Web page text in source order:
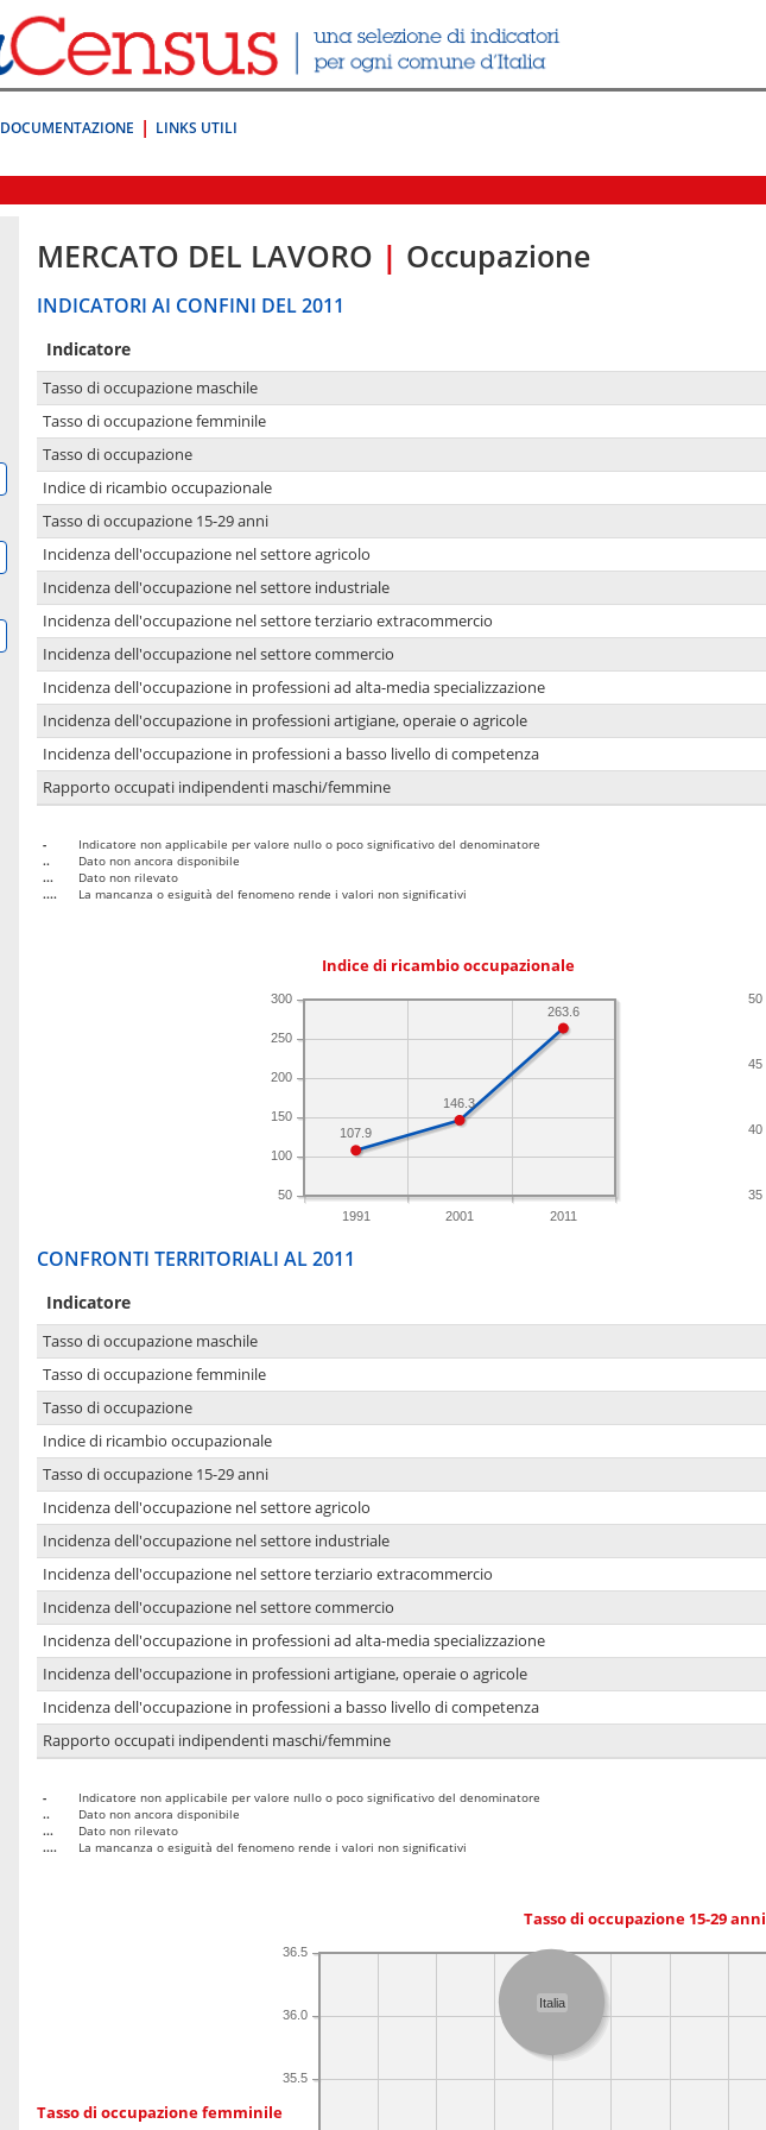
DOCUMENTAZIONE LINKS UTILI
MERCATO DEL LAVORO | Occupazione
INDICATORI AI CONFINI DEL 2011
Indicatore
Tasso di occupazione maschile
Tasso di occupazione femminile
Tasso di occupazione
Indice di ricambio occupazionale
Tasso di occupazione 15-29 anni
Incidenza dell'occupazione nel settore agricolo
Incidenza dell'occupazione nel settore industriale
Incidenza dell'occupazione nel settore terziario extracommercio
Incidenza dell'occupazione nel settore commercio
Incidenza dell'occupazione in professioni ad alta-media specializzazione
Incidenza dell'occupazione in professioni artigiane, operaie o agricole
Incidenza dell'occupazione in professioni a basso livello di competenza
Rapporto occupati indipendenti maschi/femmine
-
Indicatore non applicabile per valore nullo o poco significativo del denominatore
..
Dato non ancora disponibile
...
Dato non rilevato
....
La mancanza o esiguità del fenomeno rende i valori non significativi
Indice di ricambio occupazionale
1991 2001 2011
50
100
150
200
250
300
263.6
146.3
107.9
35
40
45
50
CONFRONTI TERRITORIALI AL 2011
Indicatore
Tasso di occupazione maschile
Tasso di occupazione femminile
Tasso di occupazione
Indice di ricambio occupazionale
Tasso di occupazione 15-29 anni
Incidenza dell'occupazione nel settore agricolo
Incidenza dell'occupazione nel settore industriale
Incidenza dell'occupazione nel settore terziario extracommercio
Incidenza dell'occupazione nel settore commercio
Incidenza dell'occupazione in professioni ad alta-media specializzazione
Incidenza dell'occupazione in professioni artigiane, operaie o agricole
Incidenza dell'occupazione in professioni a basso livello di competenza
Rapporto occupati indipendenti maschi/femmine
-
Indicatore non applicabile per valore nullo o poco significativo del denominatore
..
Dato non ancora disponibile
...
Dato non rilevato
....
La mancanza o esiguità del fenomeno rende i valori non significativi
Tasso di occupazione 15-29 anni
Tasso di occupazione femminile
35.5
36.0
36.5
Italia